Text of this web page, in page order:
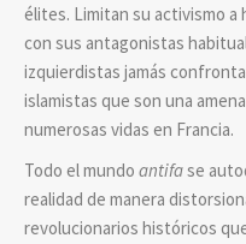
élites. Limitan su activismo a
con sus antagonistas
izquierdistas jamás
islamistas que son una
numerosas vidas en Francia.
Todo el mundo antifase
realidad de manera
revolucionarios históricos